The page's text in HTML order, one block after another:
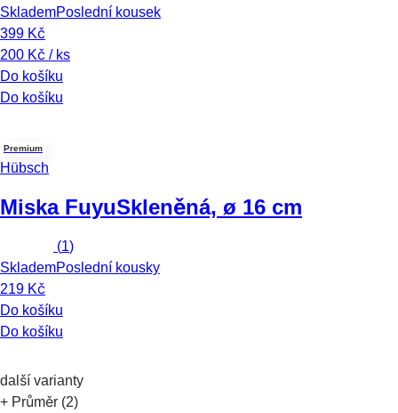
SklademPoslední kousek
399 Kč
200 Kč / ks
Do košíku
Do košíku
Premium
Hübsch
Miska FuyuSkleněná, ø 16 cm
(1)
SklademPoslední kousky
219 Kč
Do košíku
Do košíku
další varianty
+ Průměr (2)